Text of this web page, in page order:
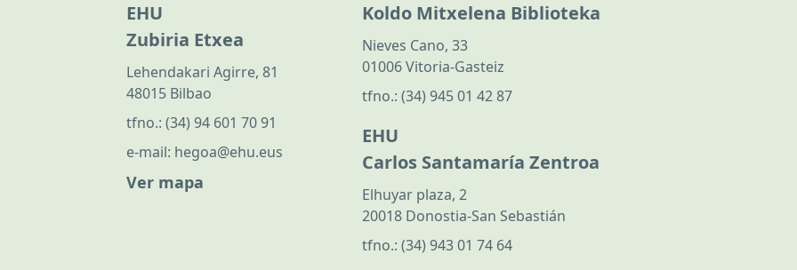
EHU
Zubiria Etxea
Lehendakari Agirre, 81
48015 Bilbao
tfno.: (34) 94 601 70 91
e-mail: hegoa@ehu.eus
Ver mapa
Koldo Mitxelena Biblioteka
Nieves Cano, 33
01006 Vitoria-Gasteiz
tfno.: (34) 945 01 42 87
EHU
Carlos Santamaría Zentroa
Elhuyar plaza, 2
20018 Donostia-San Sebastián
tfno.: (34) 943 01 74 64